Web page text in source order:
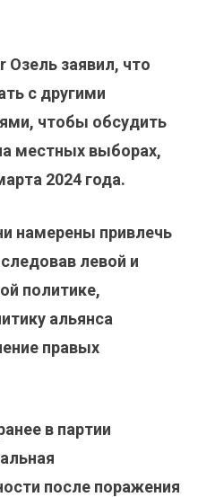
Озель заявил, что
с другими
чтобы обсудить
местных выборах,
2024 года.
намерены привлечь
левой и
политике,
альянса
правых
в партии
после поражения